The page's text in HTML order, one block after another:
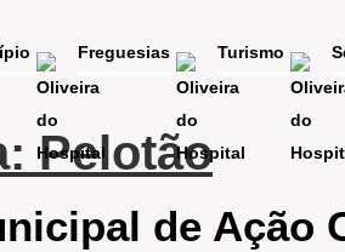
Freguesias Turismo
Pelotão
de Ação